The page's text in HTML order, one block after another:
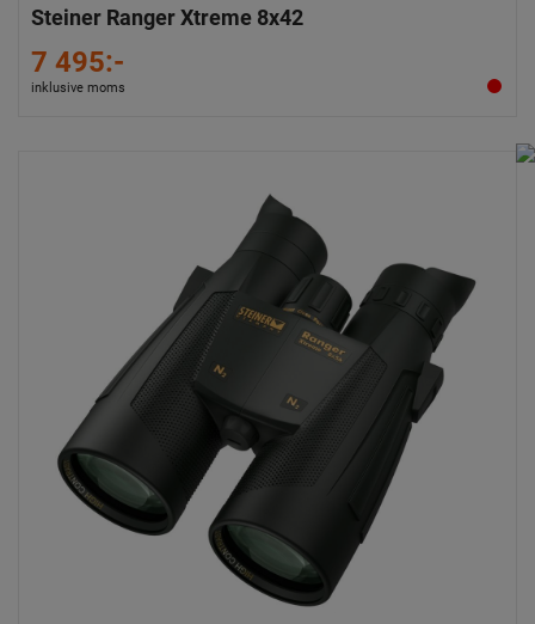
Steiner Ranger Xtreme 8x42
7 495:-
inklusive moms